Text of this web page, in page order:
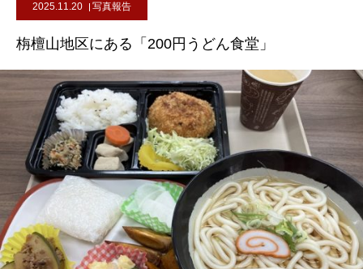
2025.11.20 写真報告
栴檀山地区にある「200円うどん食堂」